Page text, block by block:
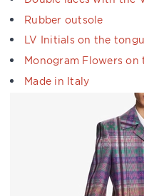
Rubber outsole
LV Initials on the
Monogram Flowers on
Made in Italy